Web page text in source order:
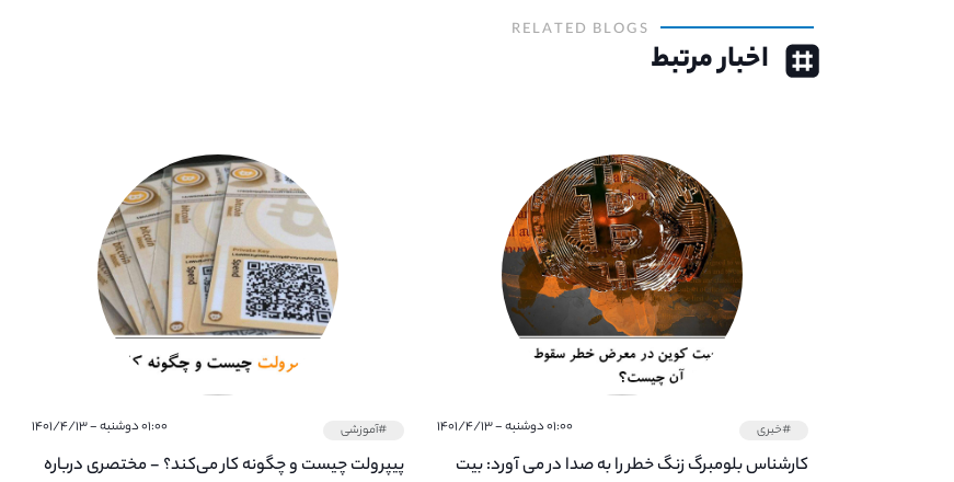
RELATED BLOGS
اخبار مرتبط
#خبری ۰۱:۰۰ دوشنبه - ۱۴۰۱/۴/۱۳
کارشناس بلومبرگ زنگ خطر را به صدا در می آورد: بیت
#آموزشی ۰۱:۰۰ دوشنبه - ۱۴۰۱/۴/۱۳
پیپر‌ولت چیست و چگونه کار می‌کند؟ - مختصری درباره